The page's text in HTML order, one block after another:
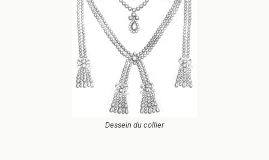
Dessein du collier